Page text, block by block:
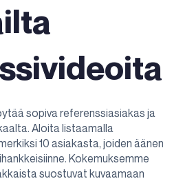
sopiva referenssiasiakas ja
Aloita listaamalla
10 asiakasta, joiden äänen
Kokemuksemme
suostuvat kuvaamaan